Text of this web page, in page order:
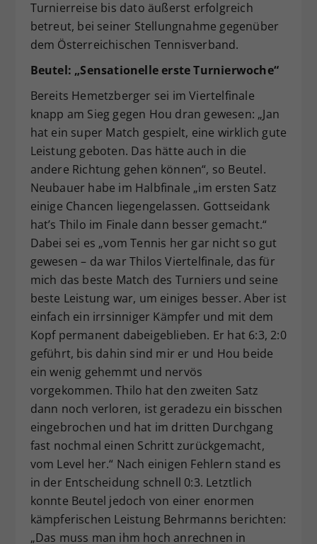
Turnierreise bis dato äußerst erfolgreich
betreut, bei seiner Stellungnahme gegenüber
dem Österreichischen Tennisverband.
Beutel: „Sensationelle erste Turnierwoche“
Bereits Hemetzberger sei im Viertelfinale
knapp am Sieg gegen Hou dran gewesen: „Jan
hat ein super Match gespielt, eine wirklich gute
Leistung geboten. Das hätte auch in die
andere Richtung gehen können“, so Beutel.
Neubauer habe im Halbfinale „im ersten Satz
einige Chancen liegengelassen. Gottseidank
hat’s Thilo im Finale dann besser gemacht.“
Dabei sei es „vom Tennis her gar nicht so gut
gewesen – da war Thilos Viertelfinale, das für
mich das beste Match des Turniers und seine
beste Leistung war, um einiges besser. Aber ist
einfach ein irrsinniger Kämpfer und mit dem
Kopf permanent dabeigeblieben. Er hat 6:3, 2:0
geführt, bis dahin sind mir er und Hou beide
ein wenig gehemmt und nervös
vorgekommen. Thilo hat den zweiten Satz
dann noch verloren, ist geradezu ein bisschen
eingebrochen und hat im dritten Durchgang
fast nochmal einen Schritt zurückgemacht,
vom Level her.“ Nach einigen Fehlern stand es
in der Entscheidung schnell 0:3. Letztlich
konnte Beutel jedoch von einer enormen
kämpferischen Leistung Behrmanns berichten:
„Das muss man ihm hoch anrechnen in